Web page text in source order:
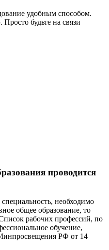
удобным способом.
Просто будьте на связи —
проводится
необходимо
общее образование, то
рабочих профессий, по
обучение,
РФ от 14